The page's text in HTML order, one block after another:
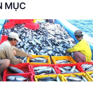
MỤC